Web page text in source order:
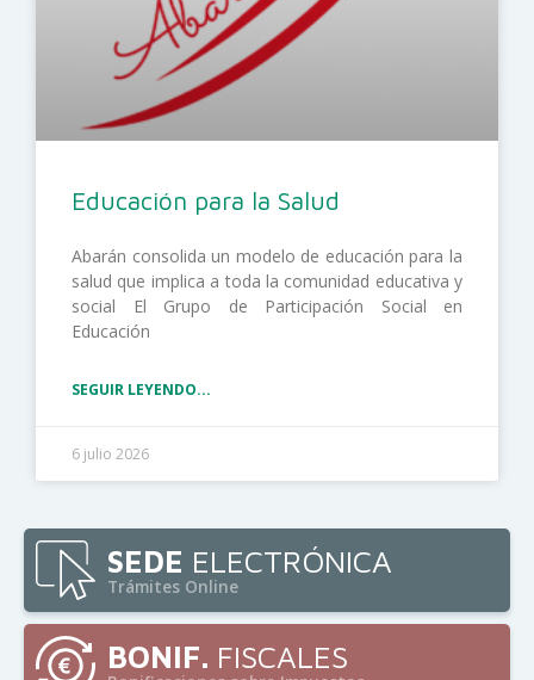
Educación para la Salud
Abarán consolida un modelo de educación para la
salud que implica a toda la comunidad educativa y
social El Grupo de Participación Social en
Educación
SEGUIR LEYENDO...
6 julio 2026
SEDE ELECTRÓNICA
Trámites Online
BONIF. FISCALES